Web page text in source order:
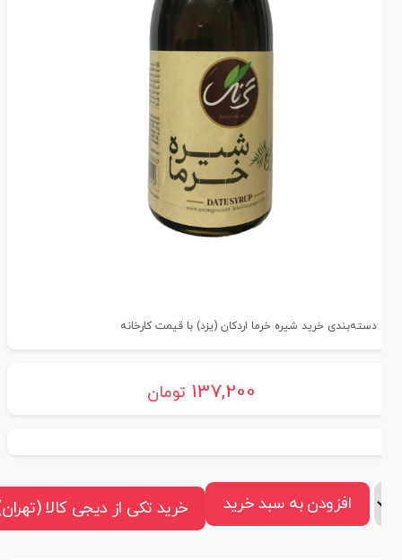
دسته‌بندی خرید شیره خرما اردکان (یزد) با قیمت کارخانه
137,200 تومان
افزودن به سبد خرید خرید تکی از دیجی کالا (تهران)